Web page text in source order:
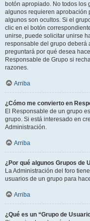
botón apropiado. No todos los
algunos requieren aprobación
algunos son ocultos. Si el
clic en el botón
unirse, puede solicitar unirse
responsable del grupo deberá
preguntará por qué desea
Responsable de Grupo si
razones.
Arriba
¿Cómo me convierto en
El Responsable de un grupo
grupo. Si está interesado en
Administración.
Arriba
¿Por qué algunos Grupos de
La Administración del foro
usuarios de un grupo para
Arriba
¿Qué es un “Grupo de